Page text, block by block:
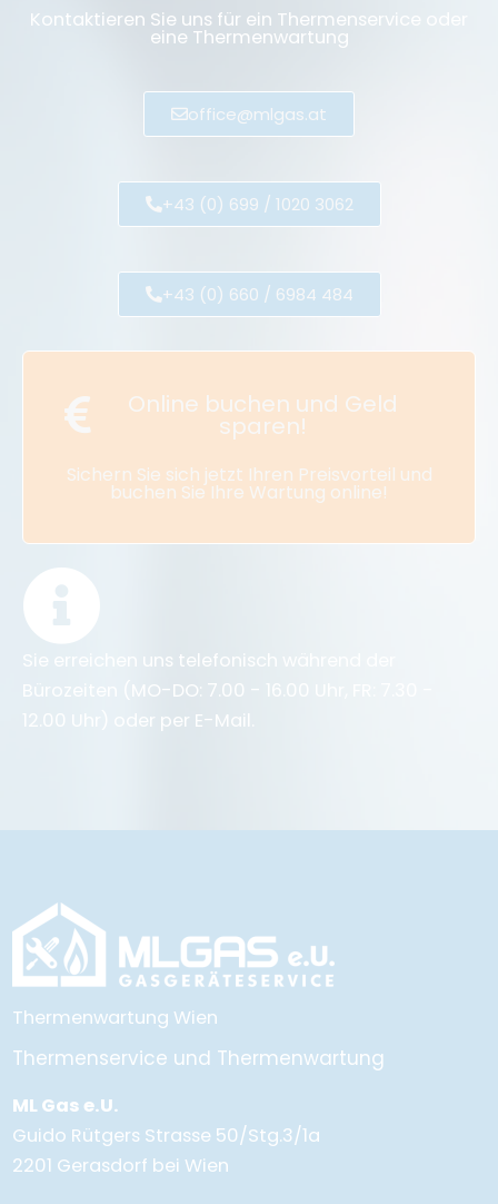
Kontaktieren Sie uns für ein Thermenservice oder
eine Thermenwartung
office@mlgas.at
+43 (0) 699 / 1020 3062
+43 (0) 660 / 6984 484
Online buchen und Geld
sparen!
Sichern Sie sich jetzt Ihren Preisvorteil und
buchen Sie Ihre Wartung online!
Sie erreichen uns telefonisch während der
Bürozeiten (MO-DO: 7.00 - 16.00 Uhr, FR: 7.30 -
12.00 Uhr) oder per E-Mail.
Thermenwartung Wien
Thermenservice und Thermenwartung
ML Gas e.U.
Guido Rütgers Strasse 50/Stg.3/1a
2201 Gerasdorf bei Wien